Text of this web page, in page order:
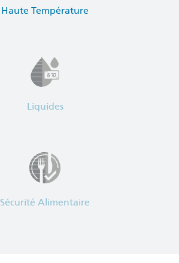
Haute Température
Liquides
Sécurité Alimentaire